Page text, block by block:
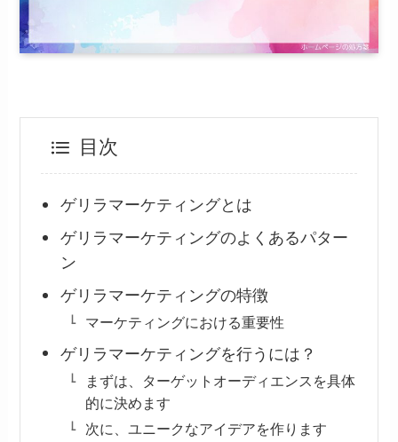
目次
ゲリラマーケティングとは
ゲリラマーケティングのよくあるパター
ン
ゲリラマーケティングの特徴
マーケティングにおける重要性
ゲリラマーケティングを行うには？
まずは、ターゲットオーディエンスを具体
的に決めます
次に、ユニークなアイデアを作ります